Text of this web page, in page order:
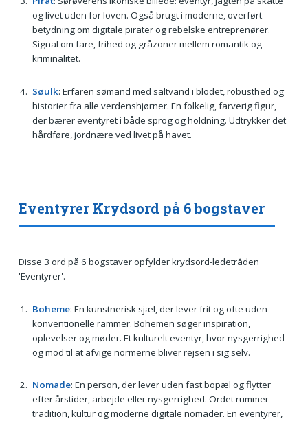
og livet uden for loven. Også brugt i moderne, overført
betydning om digitale pirater og rebelske entreprenører.
Signal om fare, frihed og gråzoner mellem romantik og
kriminalitet.
Søulk: Erfaren sømand med saltvand i blodet, robusthed og
historier fra alle verdenshjørner. En folkelig, farverig figur,
der bærer eventyret i både sprog og holdning. Udtrykker det
hårdføre, jordnære ved livet på havet.
Eventyrer Krydsord på 6 bogstaver
Disse 3 ord på 6 bogstaver opfylder krydsord-ledetråden
'Eventyrer'.
Boheme: En kunstnerisk sjæl, der lever frit og ofte uden
konventionelle rammer. Bohemen søger inspiration,
oplevelser og møder. Et kulturelt eventyr, hvor nysgerrighed
og mod til at afvige normerne bliver rejsen i sig selv.
Nomade: En person, der lever uden fast bopæl og flytter
efter årstider, arbejde eller nysgerrighed. Ordet rummer
tradition, kultur og moderne digitale nomader. En eventyrer,